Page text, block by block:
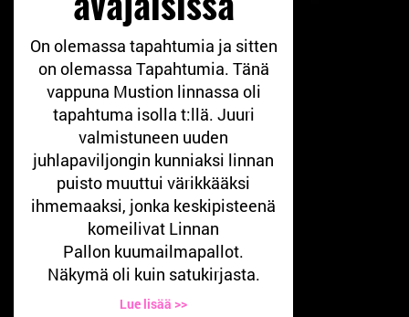
On olemassa tapahtumia ja sitten
on olemassa Tapahtumia. Tänä
vappuna Mustion linnassa oli
tapahtuma isolla t:llä. Juuri
valmistuneen uuden
juhlapaviljongin kunniaksi linnan
puisto muuttui värikkääksi
ihmemaaksi, jonka keskipisteenä
komeilivat Linnan
Pallon kuumailmapallot.
Näkymä oli kuin satukirjasta.
Lue lisää >>